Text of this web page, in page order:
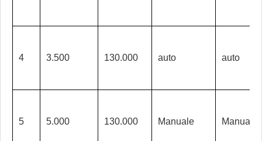
4 3.500 130.000 auto auto
5 5.000 130.000 Manuale Manuale